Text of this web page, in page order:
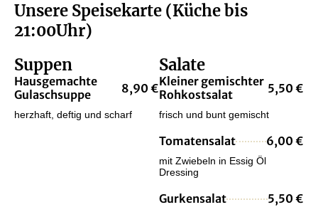
Unsere Speisekarte (Küche bis
21:00Uhr)
Suppen
Hausgemachte
Gulaschsuppe
8,90 €
herzhaft, deftig und scharf
Salate
Kleiner gemischter
Rohkostsalat
5,50 €
frisch und bunt gemischt
Tomatensalat 6,00 €
mit Zwiebeln in Essig Öl
Dressing
Gurkensalat 5,50 €